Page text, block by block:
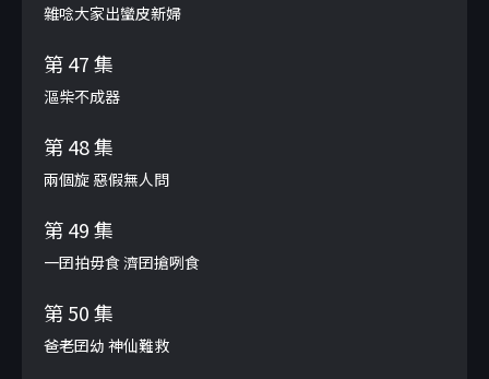
雜唸大家出蠻皮新婦
第 47 集
漚柴不成器
第 48 集
兩個旋 惡假無人問
第 49 集
一囝拍毋食 濟囝搶咧食
第 50 集
爸老囝幼 神仙難救